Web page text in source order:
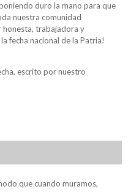
duro la mano para que
nuestra comunidad
honesta, trabajadora y
fecha nacional de la Patria!
escrito por nuestro
que cuando muramos,